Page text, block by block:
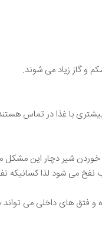
و گاز زیاد می شوند.
با غذا در تماس
خوردن شیر دچار این
می شود لذا کسانیکه
و فتق های داخلی می